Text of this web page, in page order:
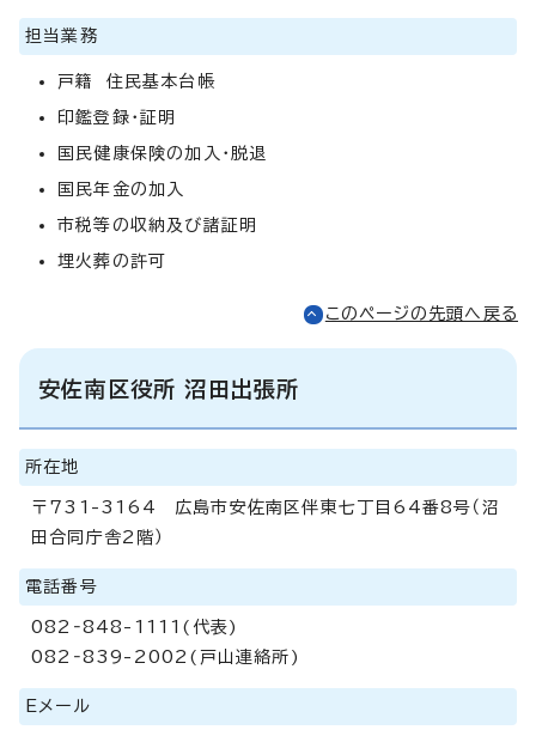
担当業務
戸籍 住民基本台帳
印鑑登録・証明
国民健康保険の加入・脱退
国民年金の加入
市税等の収納及び諸証明
埋火葬の許可
このページの先頭へ戻る
安佐南区役所 沼田出張所
所在地
〒731-3164 広島市安佐南区伴東七丁目64番8号（沼
田合同庁舎2階）
電話番号
082‐848-1111(代表)
082‐839-2002(戸山連絡所)
Eメール